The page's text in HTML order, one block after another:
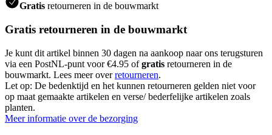
Gratis retourneren in de bouwmarkt
Gratis retourneren in de bouwmarkt
Je kunt dit artikel binnen 30 dagen na aankoop naar ons terugsturen
via een PostNL-punt voor €4.95 ofgratis retourneren in de
bouwmarkt. Lees meer overretourneren.
Let op: De bedenktijd en het kunnen retourneren gelden niet voor
op maat gemaakte artikelen en verse/ bederfelijke artikelen zoals
planten.
Meer informatie over de bezorging